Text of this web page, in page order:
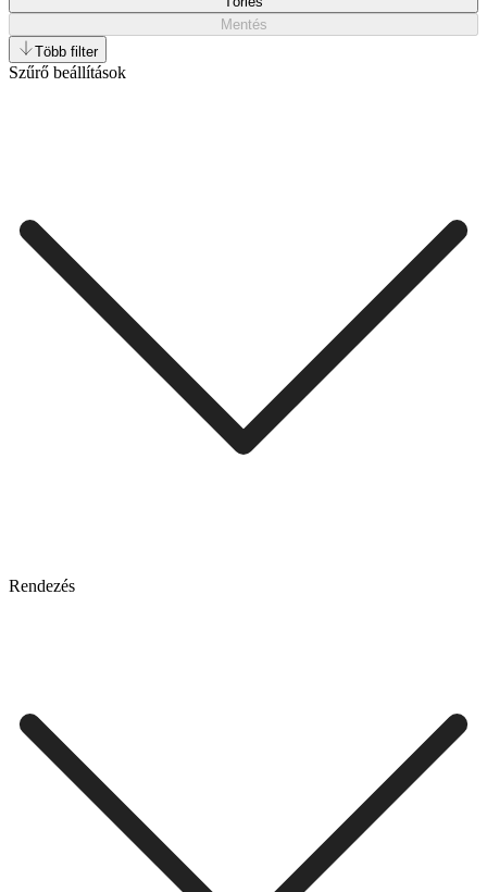
Mentés
Több filter
Szűrő beállítások
Rendezés